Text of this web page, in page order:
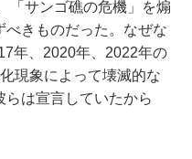
「サンゴ礁の危機」を煽
べきものだった。なぜな
年、2020年、2022年の
現象によって壊滅的な
は宣言していたから